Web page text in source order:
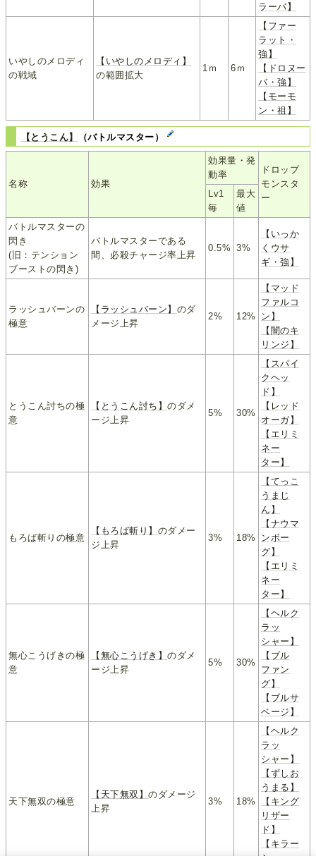
ラーバ】
いやしのメロディ
の戦域
【いやしのメロディ】
の範囲拡大
1ｍ 6ｍ
【ファー
ラット・
強】
【ドロヌー
バ・強】
【モーモ
ン・祖】
【とうこん】 （バトルマスター）
名称 効果
効果量・発
動率
ドロップ
モンスタ
ー
Lv1
毎
最大
値
バトルマスターの
閃き
(旧：テンション
ブーストの閃き)
バトルマスターである
間、必殺チャージ率上昇
0.5% 3%
【いっか
くウサ
ギ・強】
ラッシュバーンの
極意
【ラッシュバーン】 のダ
メージ上昇
2% 12%
【マッド
ファルコ
ン】
【闇のキ
リンジ】
とうこん討ちの極
意
【とうこん討ち】のダメ
ージ上昇
5% 30%
【スパイ
クヘッ
ド】
【レッド
オーガ】
【エリミ
ネー
ター】
もろば斬りの極意
【もろば斬り】 のダメー
ジ上昇
3% 18%
【てっこ
うまじ
ん】
【ナウマ
ンボー
グ】
【エリミ
ネー
ター】
無心こうげきの極
意
【無心こうげき】のダメ
ージ上昇
5% 30%
【ヘルク
ラッ
シャー】
【ブル
ファン
グ】
【ブルサ
ベージ】
天下無双の極意
【天下無双】のダメージ
上昇
3% 18%
【ヘルク
ラッ
シャー】
【ずしお
うまる】
【キング
リザー
ド】
【キラー